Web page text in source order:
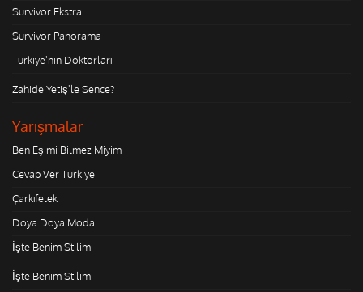
Survivor Ekstra
Survivor Panorama
Türkiye'nin Doktorları
Zahide Yetiş'le Sence?
Yarışmalar
Ben Eşimi Bilmez Miyim
Cevap Ver Türkiye
Çarkıfelek
Doya Doya Moda
İşte Benim Stilim
İşte Benim Stilim